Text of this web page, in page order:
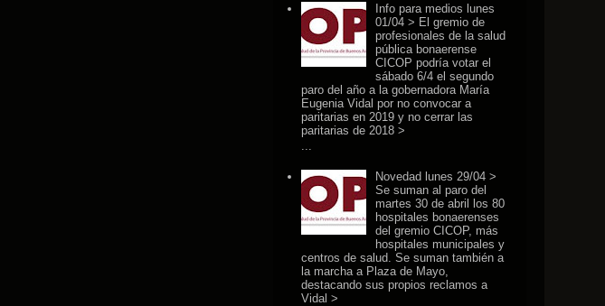
Info para medios lunes
01/04 > El gremio de
profesionales de la salud
pública bonaerense
CICOP podría votar el
sábado 6/4 el segundo
paro del año a la gobernadora María
Eugenia Vidal por no convocar a
paritarias en 2019 y no cerrar las
paritarias de 2018 >
...
Novedad lunes 29/04 >
Se suman al paro del
martes 30 de abril los 80
hospitales bonaerenses
del gremio CICOP, más
hospitales municipales y
centros de salud. Se suman también a
la marcha a Plaza de Mayo,
destacando sus propios reclamos a
Vidal >